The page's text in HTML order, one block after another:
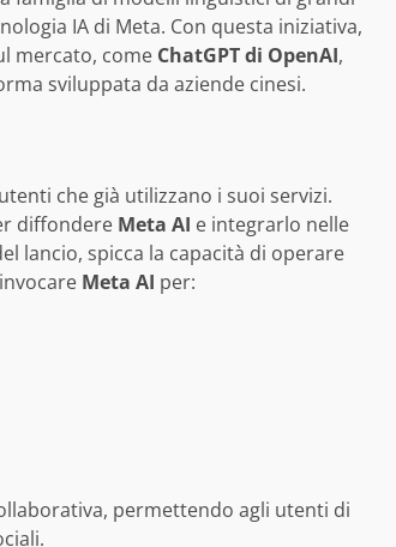
IA di Meta. Con questa iniziativa,
mercato, come ChatGPT di OpenAI,
sviluppata da aziende cinesi.
che già utilizzano i suoi servizi.
diffondere Meta AI e integrarlo nelle
lancio, spicca la capacità di operare
Meta AI per:
permettendo agli utenti di